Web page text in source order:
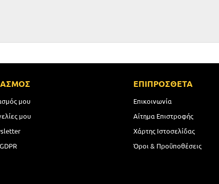
μου
μου
ΕΠΙΠΡΟΣΘΕΤΑ
Επικοινωνία
Αίτημα Επιστροφής
Χάρτης Ιστοσελίδας
Όροι & Προϋποθέσεις